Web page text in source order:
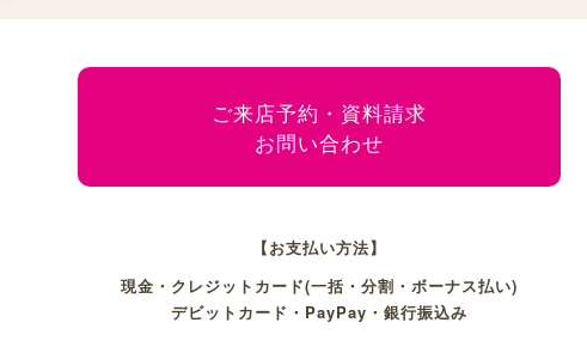
ご来店予約・資料請求
お問い合わせ
【お支払い方法】
現金・クレジットカード(一括・分割・ボーナス払い)
デビットカード・PayPay・銀行振込み